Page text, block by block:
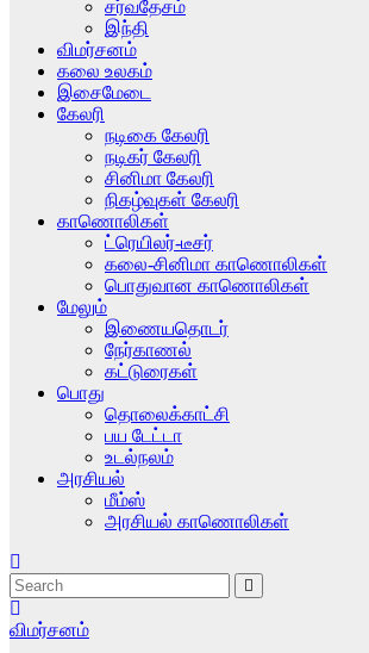
சர்வதேசம்
இந்தி
விமர்சனம்
கலை உலகம்
இசைமேடை
கேலரி
நடிகை கேலரி
நடிகர் கேலரி
சினிமா கேலரி
நிகழ்வுகள் கேலரி
காணொலிகள்
ட்ரெயிலர்-டீசர்
கலை-சினிமா காணொலிகள்
பொதுவான காணொலிகள்
மேலும்
இணையதொடர்
நேர்காணல்
கட்டுரைகள்
பொது
தொலைக்காட்சி
பய டேட்டா
உடல்நலம்
அரசியல்
மீம்ஸ்
அரசியல் காணொலிகள்
விமர்சனம்